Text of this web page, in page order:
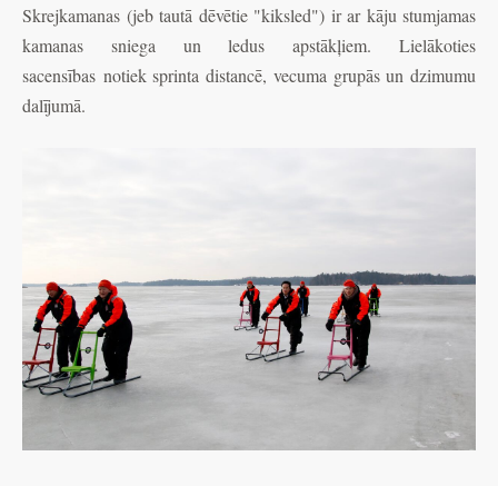
Skrejkamanas (jeb tautā dēvētie "kiksled") ir ar kāju stumjamas
kamanas sniega un ledus apstākļiem. Lielākoties
sacensības notiek sprinta distancē, vecuma grupās un dzimumu
dalījumā.